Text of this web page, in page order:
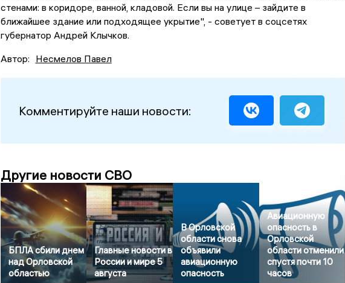
стенами: в коридоре, ванной, кладовой. Если вы на улице – зайдите в
ближайшее здание или подходящее укрытие", - советует в соцсетях
губернатор Андрей Клычков.
Автор: Несмелов Павел
Комментируйте наши новости:
Другие новости СВО
БПЛА сбили днем
над Орловской
областью
Главные новости в
России и мире 5
августа
В Орловской
области снова
объявили
авиационную
опасность
Авиационную
опасность в
Орловской
области отменили
спустя почти 10
часов